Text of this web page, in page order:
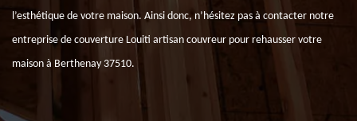
l’esthétique de votre maison. Ainsi donc, n’hésitez pas à contacter notre
entreprise de couverture Louiti artisan couvreur pour rehausser votre
maison à Berthenay 37510.